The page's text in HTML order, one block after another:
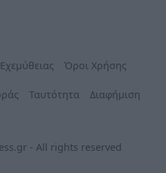
Όροι Χρήσης
Ταυτότητα Διαφήμιση
- All rights reserved